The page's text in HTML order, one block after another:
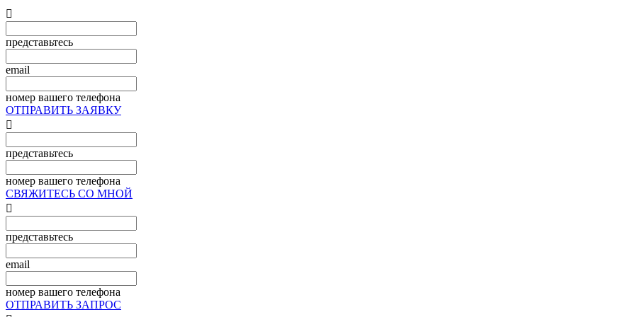

представьтесь
email
номер вашего телефона
ОТПРАВИТЬ ЗАЯВКУ

представьтесь
номер вашего телефона
СВЯЖИТЕСЬ СО МНОЙ

представьтесь
email
номер вашего телефона
ОТПРАВИТЬ ЗАПРОС